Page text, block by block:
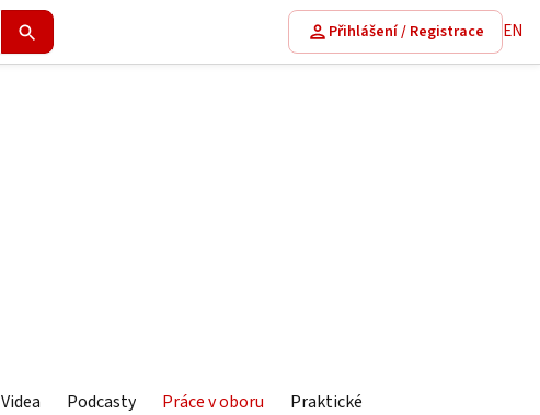
Přihlášení / Registrace EN
Videa Podcasty Práce v oboru Praktické